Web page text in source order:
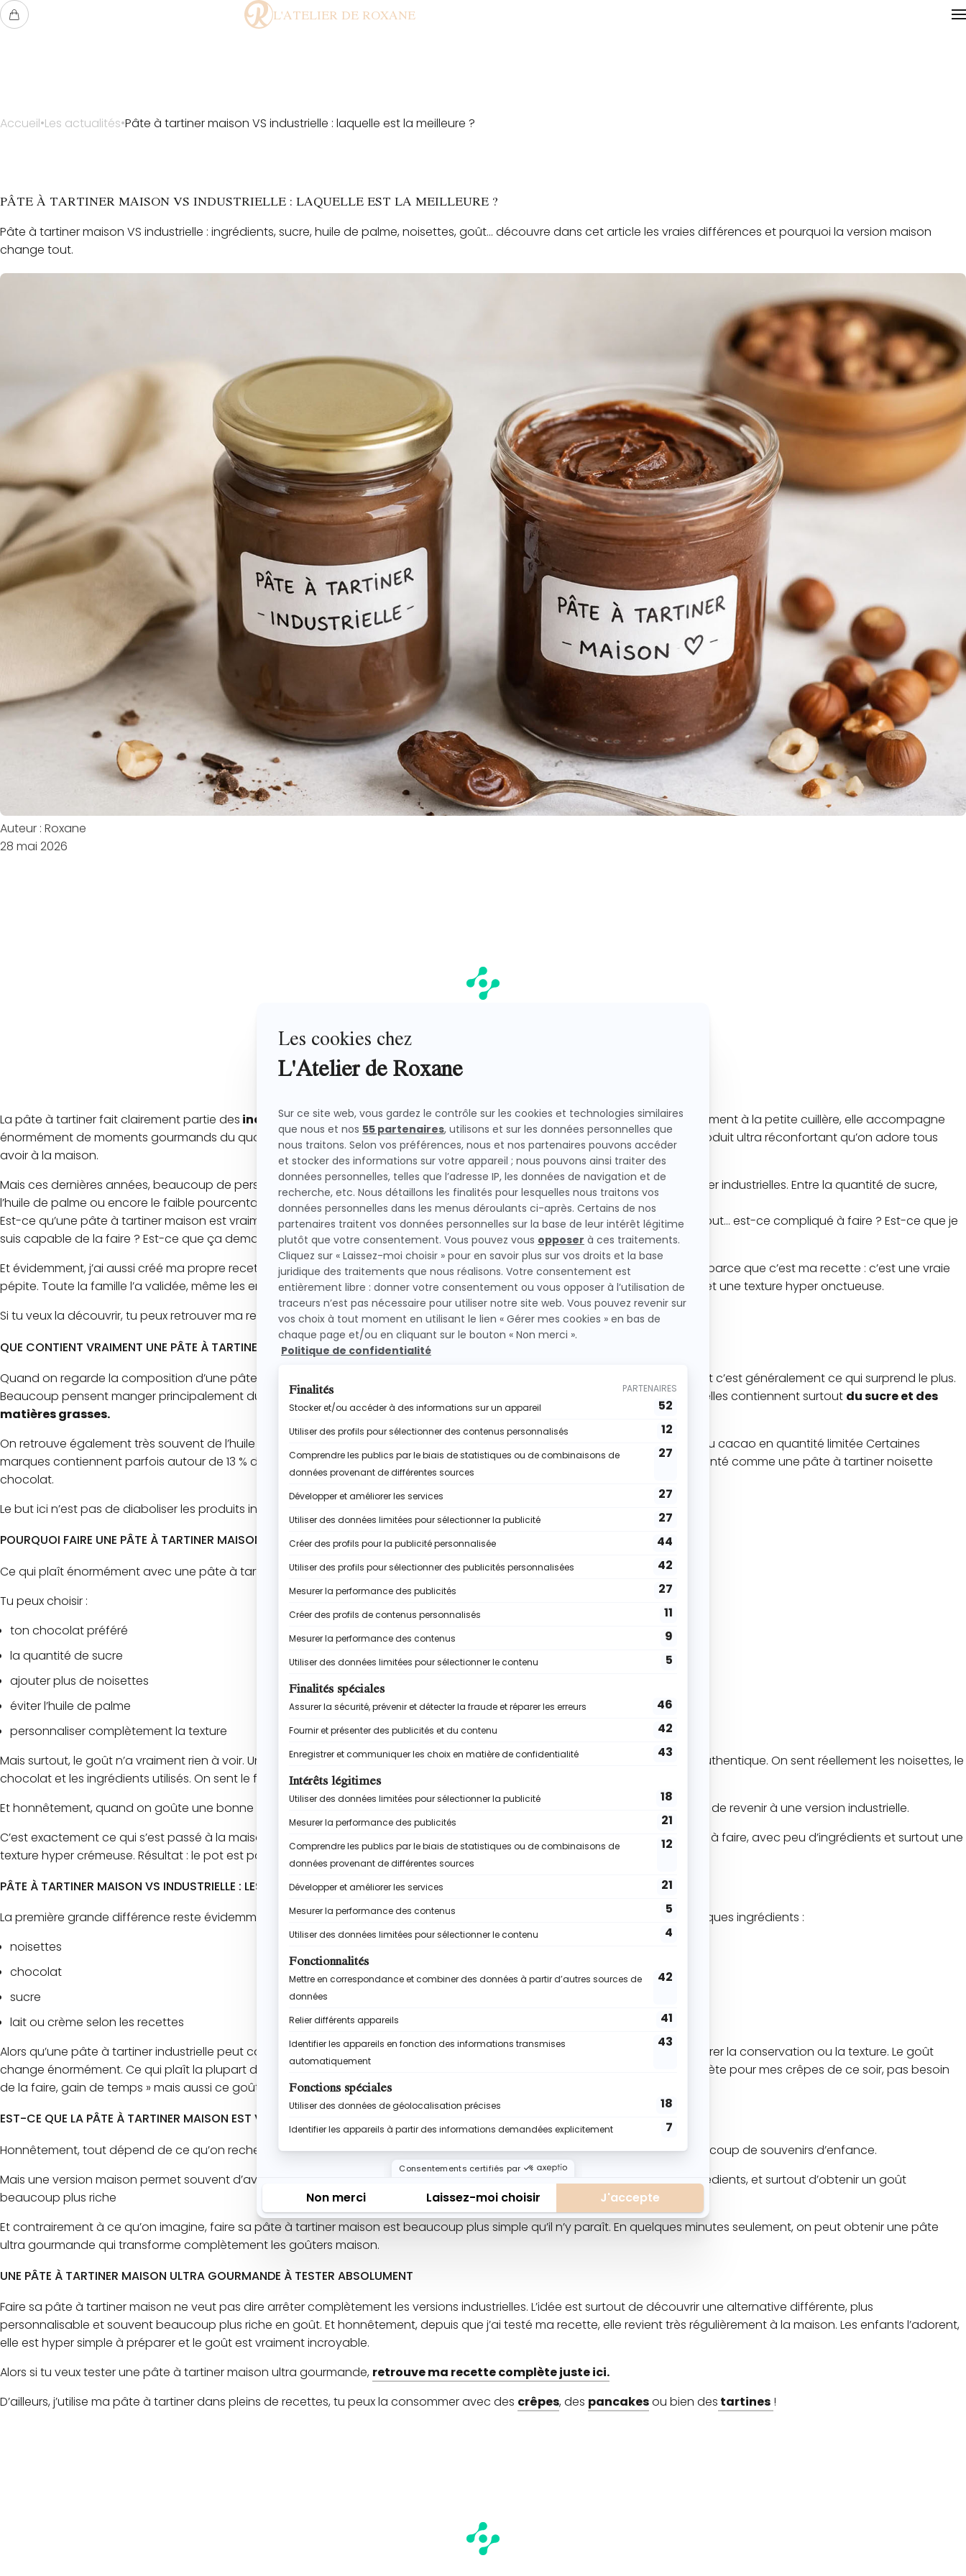
L'ATELIER DE ROXANE
Accueil Les actualités Pâte à tartiner maison VS industrielle : laquelle est la meilleure ?
PÂTE À TARTINER MAISON VS INDUSTRIELLE : LAQUELLE EST LA MEILLEURE ?
Pâte à tartiner maison VS industrielle : ingrédients, sucre, huile de palme, noisettes, goût… découvre dans cet article les vraies différences et pourquoi la version maison
change tout.
Auteur : Roxane
28 mai 2026
La pâte à tartiner fait clairement partie des incontournables du goûter. Sur des crêpes, des pancakes, des tartines ou simplement à la petite cuillère, elle accompagne
énormément de moments gourmands du quotidien. Et honnêtement, je comprends totalement pourquoi. C’est le genre de produit ultra réconfortant qu’on adore tous
avoir à la maison.
Mais ces dernières années, beaucoup de personnes ont commencé à regarder de plus près la composition des pâtes à tartiner industrielles. Entre la quantité de sucre,
l’huile de palme ou encore le faible pourcentage de noisettes, les questions reviennent souvent :
Est-ce qu’une pâte à tartiner maison est vraiment meilleure ? Est-ce que ça change vraiment quelque chose au goût ? Et surtout… est-ce compliqué à faire ? Est-ce que je
suis capable de la faire ? Est-ce que ça demande du temps ? Alors j’ai eu envie de comparer les deux.
Et évidemment, j’ai aussi créé ma propre recette de pâte à tartiner maison. Et honnêtement, même si ce n’est pas très objectif parce que c’est ma recette : c’est une vraie
pépite. Toute la famille l’a validée, même les enfants. Elle est ultra gourmande, bien chocolatée, avec un vrai goût de noisette et une texture hyper onctueuse.
Si tu veux la découvrir, tu peux retrouver ma recette complète juste ici.
QUE CONTIENT VRAIMENT UNE PÂTE À TARTINER INDUSTRIELLE ?
Quand on regarde la composition d’une pâte à tartiner industrielle classique, le premier ingrédient est très souvent…
Et c’est généralement ce qui surprend le plus.
Beaucoup pensent manger principalement du chocolat et des noisettes, alors qu’en réalité, certaines pâtes à tartiner industrielles contiennent surtout du sucre et des
matières grasses.
On retrouve également très souvent de l’huile de palme, des arômes, des émulsifiants, du lait en poudre, peu de noisettes, et du cacao en quantité limitée Certaines
marques contiennent parfois autour de 13 % de noisettes seulement, ce qui reste finalement assez faible pour un produit présenté comme une pâte à tartiner noisette
chocolat.
Le but ici n’est pas de diaboliser les produits industriels, mais simplement de comprendre ce qu’on consomme au quotidien.
POURQUOI FAIRE UNE PÂTE À TARTINER MAISON ?
Ce qui plaît énormément avec une pâte à tartiner maison, c’est qu’on sait exactement ce qu’il y a dedans.
Tu peux choisir :
ton chocolat préféré
la quantité de sucre
ajouter plus de noisettes
éviter l’huile de palme
personnaliser complètement la texture
Mais surtout, le goût n’a vraiment rien à voir. Une pâte à tartiner maison possède souvent un goût beaucoup plus intense et authentique. On sent réellement les noisettes, le
chocolat et les ingrédients utilisés. On sent le fait maison.
Et honnêtement, quand on goûte une bonne pâte à tartiner maison encore légèrement tiède après préparation… c’est difficile de revenir à une version industrielle.
C’est exactement ce qui s’est passé à la maison quand j’ai testé ma recette. Je voulais une pâte ultra gourmande mais simple à faire, avec peu d’ingrédients et surtout une
texture hyper crémeuse. Résultat : le pot est parti beaucoup trop vite.
PÂTE À TARTINER MAISON VS INDUSTRIELLE : LES VRAIES DIFFÉRENCES
La première grande différence reste évidemment la composition. Une pâte à tartiner maison contient souvent seulement quelques ingrédients :
noisettes
chocolat
sucre
lait ou crème selon les recettes
Alors qu’une pâte à tartiner industrielle peut contenir une liste beaucoup plus longue avec différents additifs destinés à améliorer la conservation ou la texture. Le goût
change énormément. Ce qui plaît la plupart dans les pâtes à tartiner industrielles, c’est que c’est le côté pratique « hop je l’achète pour mes crêpes de ce soir, pas besoin
de la faire, gain de temps » mais aussi ce goût qui nous rappelle l’enfance.
EST-CE QUE LA PÂTE À TARTINER MAISON EST VRAIMENT MEILLEURE ?
Honnêtement, tout dépend de ce qu’on recherche. Une pâte à tartiner industrielle reste pratique, facile à trouver et liée à beaucoup de souvenirs d’enfance.
Mais une version maison permet souvent d’avoir une composition plus simple, de mieux maîtriser le sucre, d’éviter certains ingrédients, et surtout d’obtenir un goût
beaucoup plus riche
Et contrairement à ce qu’on imagine, faire sa pâte à tartiner maison est beaucoup plus simple qu’il n’y paraît. En quelques minutes seulement, on peut obtenir une pâte
ultra gourmande qui transforme complètement les goûters maison.
UNE PÂTE À TARTINER MAISON ULTRA GOURMANDE À TESTER ABSOLUMENT
Faire sa pâte à tartiner maison ne veut pas dire arrêter complètement les versions industrielles. L’idée est surtout de découvrir une alternative différente, plus
personnalisable et souvent beaucoup plus riche en goût. Et honnêtement, depuis que j’ai testé ma recette, elle revient très régulièrement à la maison. Les enfants l’adorent,
elle est hyper simple à préparer et le goût est vraiment incroyable.
Alors si tu veux tester une pâte à tartiner maison ultra gourmande, retrouve ma recette complète juste ici.
D’ailleurs, j’utilise ma pâte à tartiner dans pleins de recettes, tu peux la consommer avec des crêpes, des pancakesou bien des tartines !